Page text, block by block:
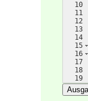
10
11
12
13
14
15
16
17
18
19